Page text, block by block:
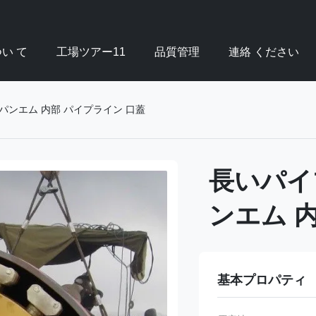
て 工場ツアー11 品質管理 連絡 ください
ンエム 内部 パイプライン 口蓋
長いパ
ンエム
基本プロパティ